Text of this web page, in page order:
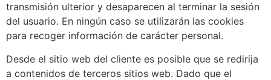
transmisión ulterior y desaparecen al terminar la sesión
del usuario. En ningún caso se utilizarán las cookies
para recoger información de carácter personal.
Desde el sitio web del cliente es posible que se redirija
a contenidos de terceros sitios web. Dado que el